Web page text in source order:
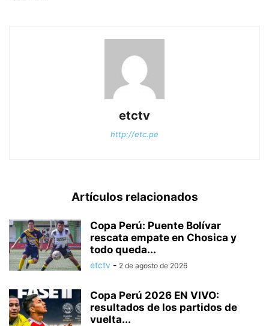
etctv
http://etc.pe
Artículos relacionados
Copa Perú: Puente Bolívar
rescata empate en Chosica y
todo queda...
etctv - 2 de agosto de 2026
Copa Perú 2026 EN VIVO:
resultados de los partidos de
vuelta...